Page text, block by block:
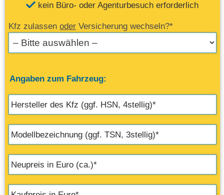
kein Büro- oder Agenturbesuch erforderlich
Kfz zulassenoder Versicherung wechseln?*
Angaben zum Fahrzeug: